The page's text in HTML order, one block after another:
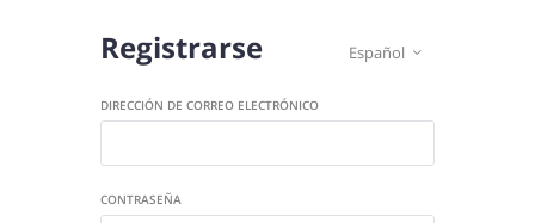
Español 
Registrarse
DIRECCIÓN DE CORREO ELECTRÓNICO
CONTRASEÑA